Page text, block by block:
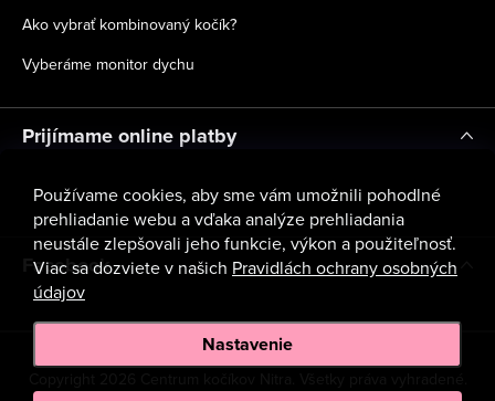
Používame cookies, aby sme vám umožnili pohodlné
prehliadanie webu a vďaka analýze prehliadania
neustále zlepšovali jeho funkcie, výkon a použiteľnosť.
Viac sa dozviete v našich Pravidlách ochrany osobných
údajov
Nastavenie
Ako vybrať kombinovaný kočík?
Vyberáme monitor dychu
Prijímame online platby
Facebook